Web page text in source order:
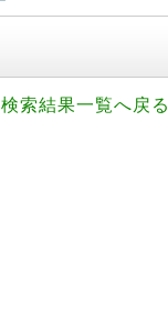
検索結果一覧へ戻る